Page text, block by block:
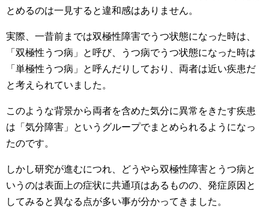
とめるのは一見すると違和感はありません。
実際、一昔前までは双極性障害でうつ状態になった時は、
「双極性うつ病」と呼び、うつ病でうつ状態になった時は
「単極性うつ病」と呼んだりしており、両者は近い疾患だ
と考えられていました。
このような背景から両者を含めた気分に異常をきたす疾患
は「気分障害」というグループでまとめられるようになっ
たのです。
しかし研究が進むにつれ、どうやら双極性障害とうつ病と
いうのは表面上の症状に共通項はあるものの、発症原因と
してみると異なる点が多い事が分かってきました。